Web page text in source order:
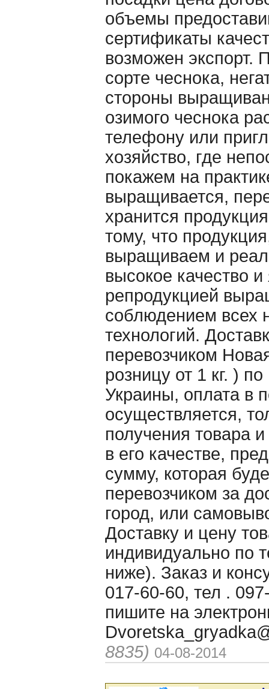
объемы
сертификаты
возможен экспорт.
сорте чеснока,
стороны
озимого чеснока
телефону или
хозяйство, где
покажем на
выращивается,
хранится
тому, что
выращиваем и
высокое качество
репродукцией
соблюдением всех
технологий.
перевозчиком
розницу от 1 кг. )
Украины, оплата в
осуществляется,
получения товара
в его качестве,
сумму, которая
перевозчиком за
город, или
Доставку и цену
индивидуально по
ниже). Заказ и
017-60-60, тел .
пишите на
8835) 04-08-2014